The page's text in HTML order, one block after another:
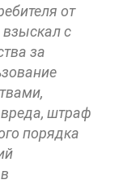
от
взыскал с
за
штраф
порядка